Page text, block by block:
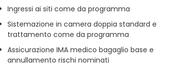
Ingressi ai siti come da programma
Sistemazione in camera doppia standard e
trattamento come da programma
Assicurazione IMA medico bagaglio base e
annullamento rischi nominati